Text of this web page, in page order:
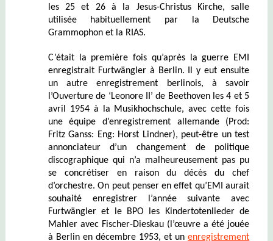
les 25 et 26 à la Jesus-Christus Kirche, salle
utilisée habituellement par la Deutsche
Grammophon et la RIAS.
C’était la première fois qu’après la guerre EMI
enregistrait Furtwängler à Berlin. Il y eut ensuite
un autre enregistrement berlinois, à savoir
l’Ouverture de ‘Leonore II’ de Beethoven les 4 et 5
avril 1954 à la Musikhochschule, avec cette fois
une équipe d’enregistrement allemande (Prod:
Fritz Ganss: Eng: Horst Lindner), peut-être un test
annonciateur d’un changement de politique
discographique qui n’a malheureusement pas pu
se concrétiser en raison du décès du chef
d’orchestre. On peut penser en effet qu’EMI aurait
souhaité enregistrer l’année suivante avec
Furtwängler et le BPO les Kindertotenlieder de
Mahler avec Fischer-Dieskau (l’œuvre a été jouée
à Berlin en décembre 1953, et unenregistrement